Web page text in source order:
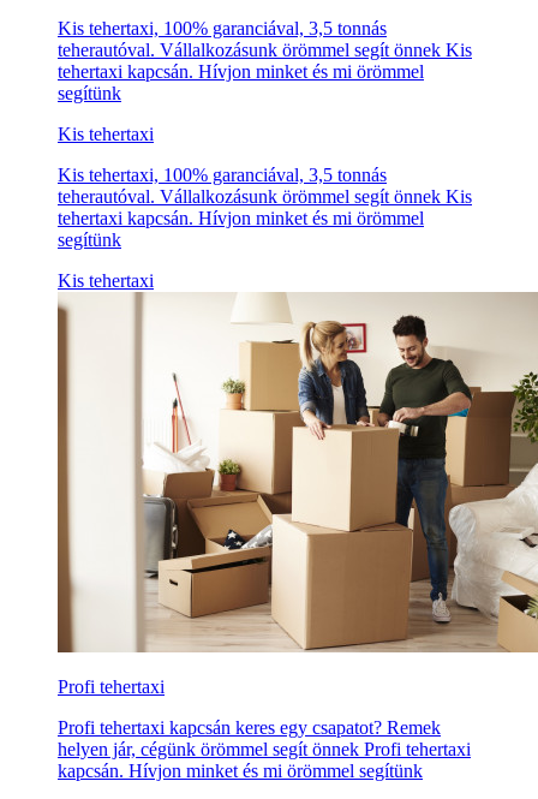
Kis tehertaxi, 100% garanciával, 3,5 tonnás
teherautóval. Vállalkozásunk örömmel segít önnek Kis
tehertaxi kapcsán. Hívjon minket és mi örömmel
segítünk
Kis tehertaxi
Kis tehertaxi, 100% garanciával, 3,5 tonnás
teherautóval. Vállalkozásunk örömmel segít önnek Kis
tehertaxi kapcsán. Hívjon minket és mi örömmel
segítünk
Kis tehertaxi
Profi tehertaxi
Profi tehertaxi kapcsán keres egy csapatot? Remek
helyen jár, cégünk örömmel segít önnek Profi tehertaxi
kapcsán. Hívjon minket és mi örömmel segítünk